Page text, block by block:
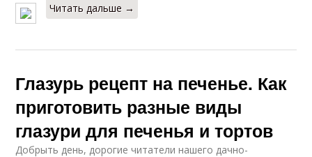
Читать дальше →
Глазурь рецепт на печенье. Как
приготовить разные виды
глазури для печенья и тортов
Добрыть день, дорогие читатели нашего дачно-